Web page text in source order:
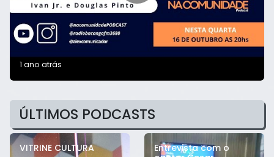
1 ano atrás
ÚLTIMOS PODCASTS
VITRINE CULTURA
Entrevista com o